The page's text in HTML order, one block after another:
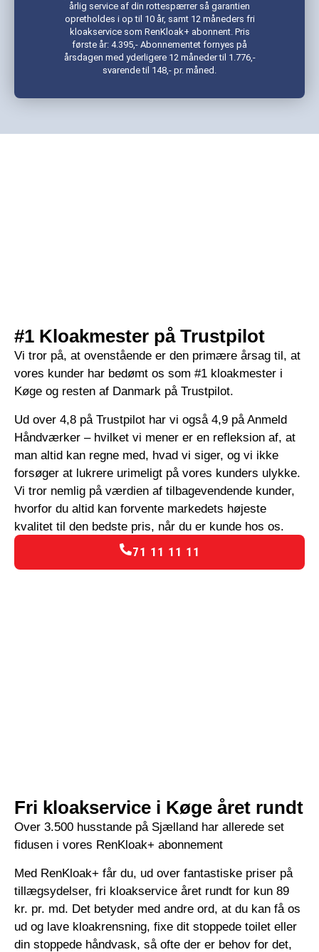
årlig service af din rottespærrer så garantien
opretholdes i op til 10 år, samt 12 måneders fri
kloakservice som RenKloak+ abonnent. Pris
første år: 4.395,- Abonnementet fornyes på
årsdagen med yderligere 12 måneder til 1.776,-
svarende til 148,- pr. måned.
#1 Kloakmester på Trustpilot
Vi tror på, at ovenstående er den primære årsag til, at
vores kunder har bedømt os som #1 kloakmester i
Køge og resten af Danmark på Trustpilot.
Ud over 4,8 på Trustpilot har vi også 4,9 på Anmeld
Håndværker – hvilket vi mener er en refleksion af, at
man altid kan regne med, hvad vi siger, og vi ikke
forsøger at lukrere urimeligt på vores kunders ulykke.
Vi tror nemlig på værdien af tilbagevendende kunder,
hvorfor du altid kan forvente markedets højeste
kvalitet til den bedste pris, når du er kunde hos os.
71 11 11 11
Fri kloakservice i Køge året rundt
Over 3.500 husstande på Sjælland har allerede set
fidusen i vores RenKloak+ abonnement
Med RenKloak+ får du, ud over fantastiske priser på
tillægsydelser, fri kloakservice året rundt for kun 89
kr. pr. md. Det betyder med andre ord, at du kan få os
ud og lave kloakrensning, fixe dit stoppede toilet eller
din stoppede håndvask, så ofte der er behov for det,